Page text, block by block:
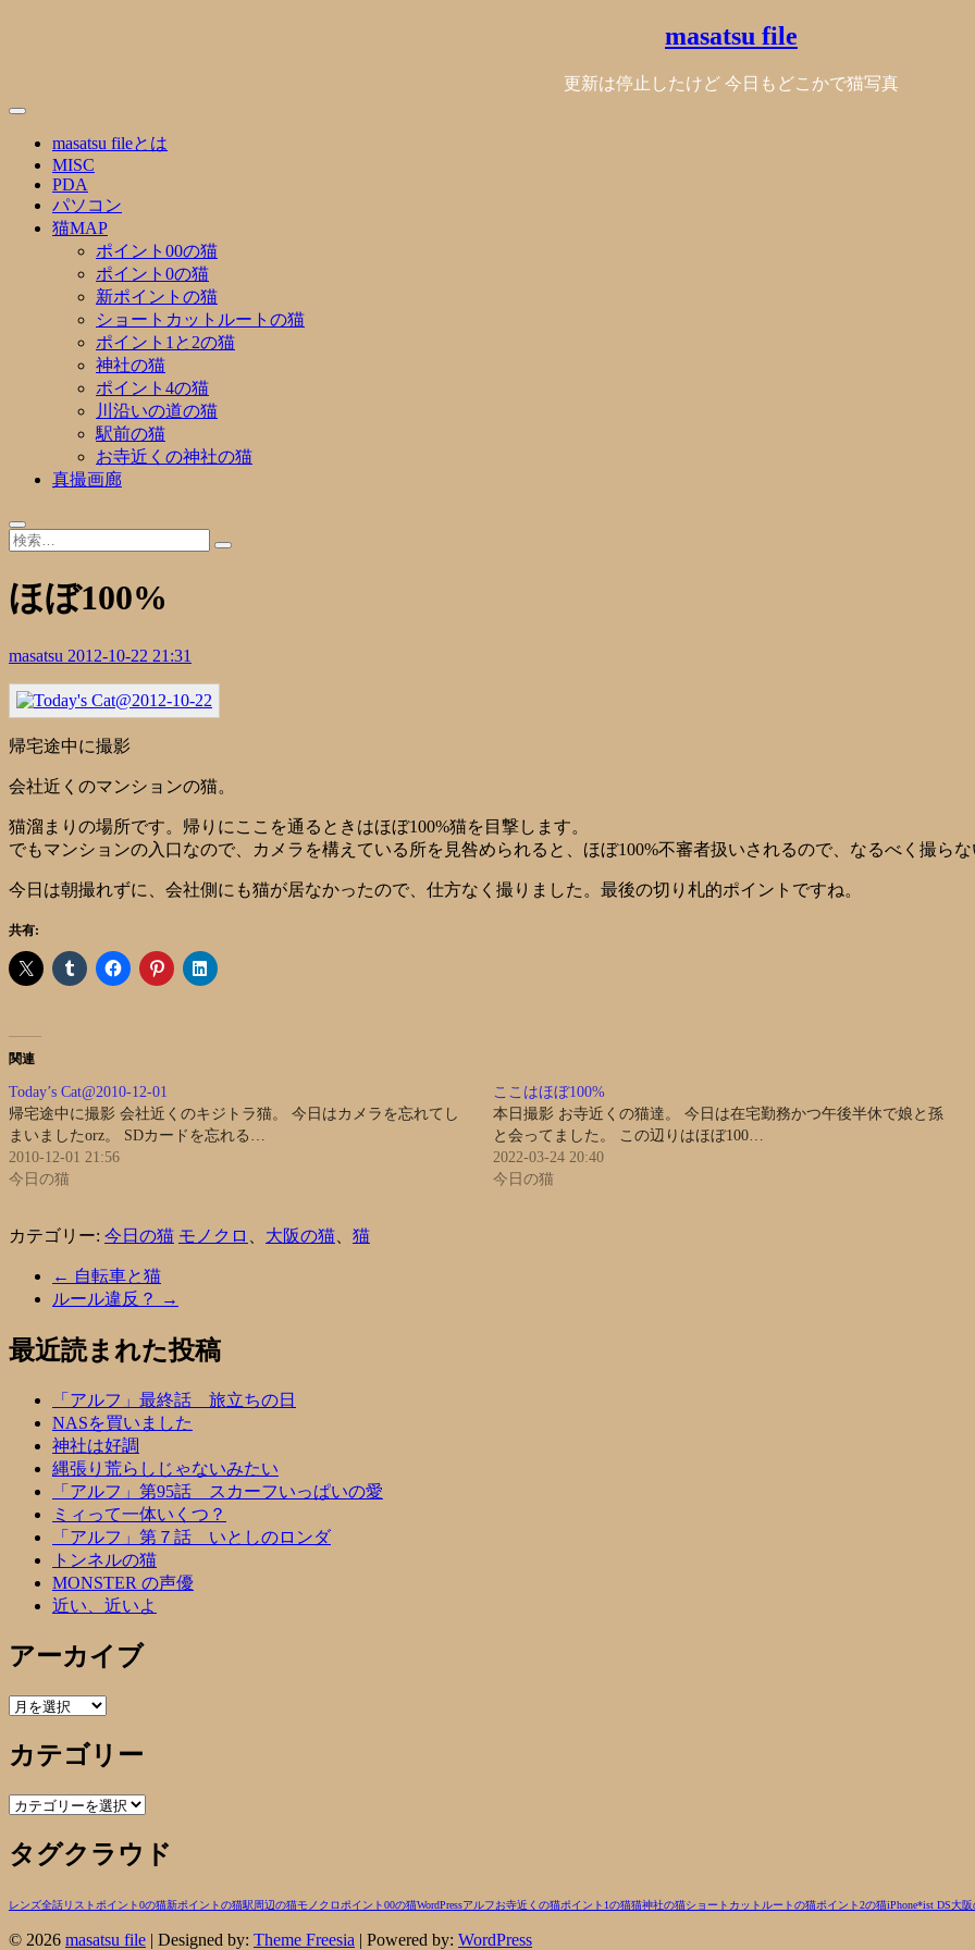
masatsu file
更新は停止したけど 今日もどこかで猫写真
masatsu fileとは
MISC
PDA
パソコン
猫MAP
ポイント00の猫
ポイント0の猫
新ポイントの猫
ショートカットルートの猫
ポイント1と2の猫
神社の猫
ポイント4の猫
川沿いの道の猫
駅前の猫
お寺近くの神社の猫
真撮画廊
ほぼ100%
masatsu 2012-10-22 21:31
帰宅途中に撮影
会社近くのマンションの猫。
猫溜まりの場所です。帰りにここを通るときはほぼ100%猫を目撃します。
でもマンションの入口なので、カメラを構えている所を見咎められると、ほぼ100%不審者扱いされるので、なるべく撮らな
今日は朝撮れずに、会社側にも猫が居なかったので、仕方なく撮りました。最後の切り札的ポイントですね。
共有:
関連
Today’s Cat@2010-12-01
帰宅途中に撮影 会社近くのキジトラ猫。 今日はカメラを忘れてし
まいましたorz。 SDカードを忘れる…
2010-12-01 21:56
今日の猫
ここはほぼ100%
本日撮影 お寺近くの猫達。 今日は在宅勤務かつ午後半休で娘と孫
と会ってました。 この辺りはほぼ100…
2022-03-24 20:40
今日の猫
カテゴリー: 今日の猫 モノクロ 大阪の猫 猫
← 自転車と猫
ルール違反？
→
最近読まれた投稿
「アルフ」最終話 旅立ちの日
NASを買いました
神社は好調
縄張り荒らしじゃないみたい
「アルフ」第95話 スカーフいっぱいの愛
ミィって一体いくつ？
「アルフ」第７話 いとしのロンダ
トンネルの猫
MONSTER の声優
近い、近いよ
アーカイブ
ア
カ
イ
ブ
カテゴリー
カ
ゴ
リ
タグクラウド
レンズ全話リスト ポイント0の猫新ポイントの猫駅周辺の猫モノクロ ポイント00の猫WordPressアルフお寺近くの猫ポイント1の猫猫神社の猫ショートカットルートの猫ポイント2の猫iPhone*ist DS大阪
© 2026 masatsu file | Designed by: Theme Freesia | Powered by: WordPress